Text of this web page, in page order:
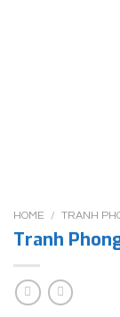
HOME / TRANH
Tranh